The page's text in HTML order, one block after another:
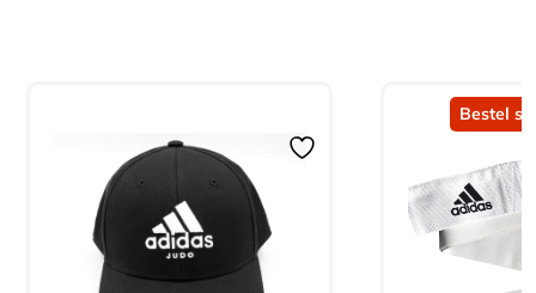
Bestel